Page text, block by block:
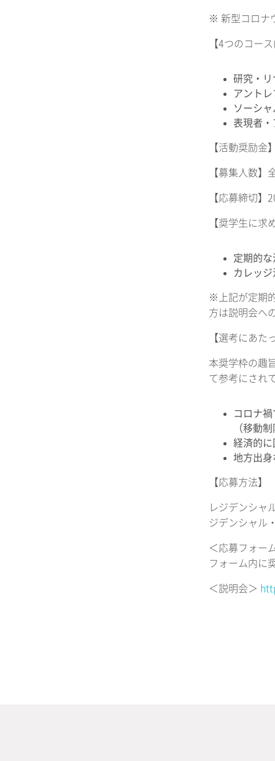
※ 新型コロナ
【4つのコー
研究・リ
アント
ソーシ
表現者・
【活動奨励金
【募集人数】
【応募締切】
【奨学生に求
定期的
カレッ
※上記が定期
方は説明会へ
【選考にあた
本奨学枠の趣
て参考にされ
コロナ
（移動
経済的に
地方出
【応募方法】
レジデンシャ
ジデンシャル
＜応募フォー
フォーム内に
＜説明会＞